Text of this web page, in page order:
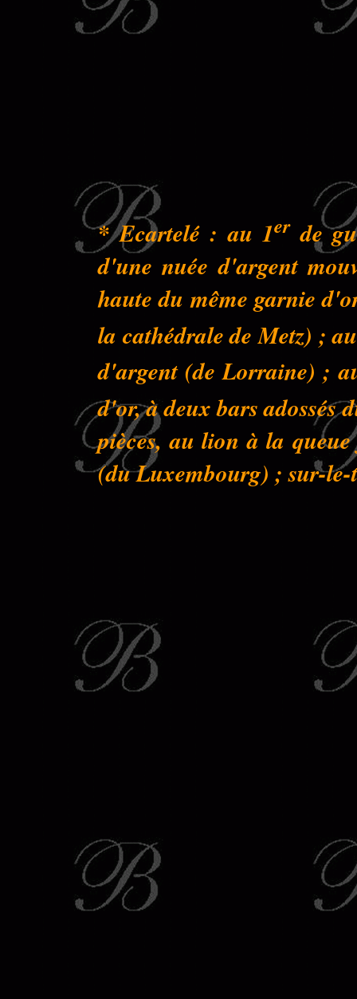
* Ecartelé : au 1erde
d'une nuée d'argent
haute du même garnie
la cathédrale de Metz) ;
d'argent (de Lorraine) ;
d'or, à deux bars adossés
pièces, au lion à la
(du Luxembourg) ; sur-le-